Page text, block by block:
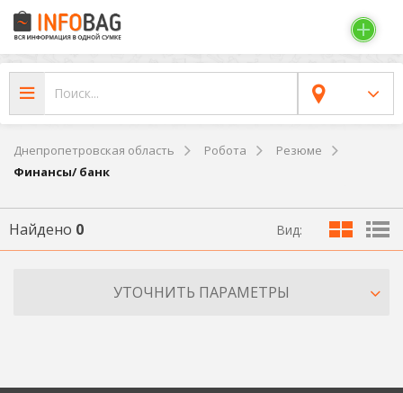
Днепропетровская область Робота
Резюме
Финансы/ банк
Найдено 0 Вид:
УТОЧНИТЬ ПАРАМЕТРЫ